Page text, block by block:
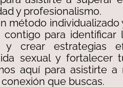
y profesionalismo.
método individualizado
contigo para identificar
crear estrategias
sexual y fortalecer
aquí para asistirte a
que buscas.